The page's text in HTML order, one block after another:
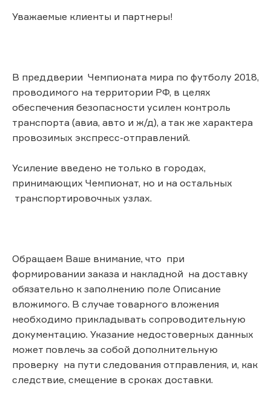
Уважаемые клиенты и партнеры!
В преддверии Чемпионата мира по футболу 2018,
проводимого на территории РФ, в целях
обеспечения безопасности усилен контроль
транспорта (авиа, авто и ж/д), а так же характера
провозимых экспресс-отправлений.
Усиление введено не только в городах,
принимающих Чемпионат, но и на остальных
транспортировочных узлах.
Обращаем Ваше внимание, что при
формировании заказа и накладной на доставку
обязательно к заполнению поле Описание
вложимого. В случае товарного вложения
необходимо прикладывать сопроводительную
документацию. Указание недостоверных данных
может повлечь за собой дополнительную
проверку на пути следования отправления, и, как
следствие, смещение в сроках доставки.